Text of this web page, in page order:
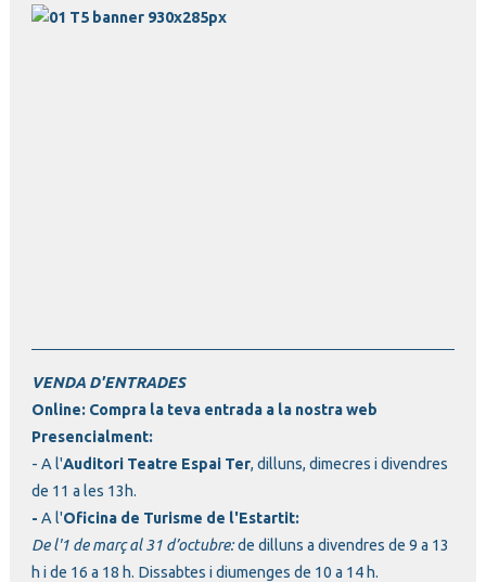
VENDA D'ENTRADES
Online: Compra la teva entrada a la nostra web
Presencialment:
- A l'Auditori Teatre Espai Ter, dilluns, dimecres i divendres
de 11 a les 13h.
- A l'Oficina de Turisme de l'Estartit:
De l'1 de març al 31 d’octubre:de dilluns a divendres de 9 a 13
h i de 16 a 18 h. Dissabtes i diumenges de 10 a 14 h.